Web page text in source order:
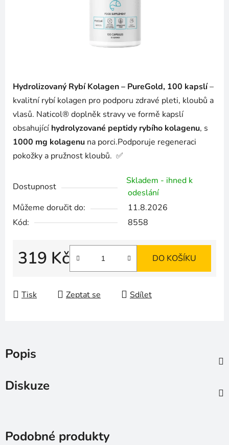
Hydrolizovaný Rybí Kolagen – PureGold, 100 kapslí–
kvalitní rybí kolagen pro podporu zdravé pleti, kloubů a
vlasů. Naticol® doplněk stravy ve formě kapslí
obsahující hydrolyzované peptidy rybího kolagenu, s
1000 mg kolagenu na porci.Podporuje regeneraci
pokožky a pružnost kloubů. ✅
Dostupnost
Skladem - ihned k
odeslání
Můžeme doručit do:
11.8.2026
Kód:
8558
319 Kč DO KOŠÍKU
Tisk Zeptat se Sdílet
Popis
Diskuze
Podobné produkty